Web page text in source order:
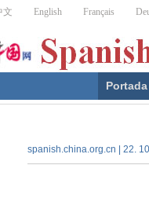
Portada
spanish.china.org.cn | 22.